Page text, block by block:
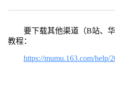
要下载其他渠道（B站、
教程：
https://mumu.163.com/help/